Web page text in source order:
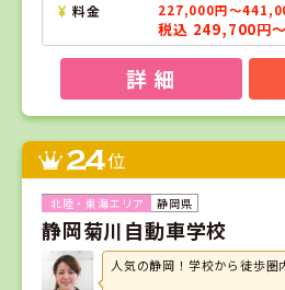
料金
227,000円～
税込 249,700円
詳 細
24位
静岡県
静岡菊川自動車学校
人気の静岡！学校から徒歩圏